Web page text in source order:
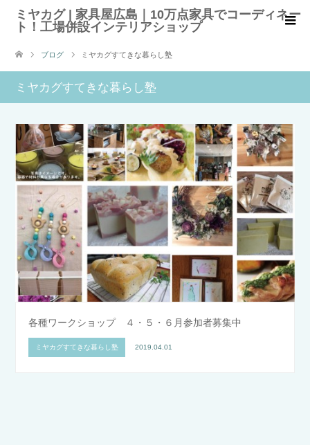
ミヤカグ | 家具屋広島｜10万点家具でコーディネー
ト！工場併設インテリアショップ
ブログ ミヤカグすてきな暮らし塾
ミヤカグすてきな暮らし塾
各種ワークショップ ４・５・６月参加者募集中
ミヤカグすてきな暮らし塾 2019.04.01